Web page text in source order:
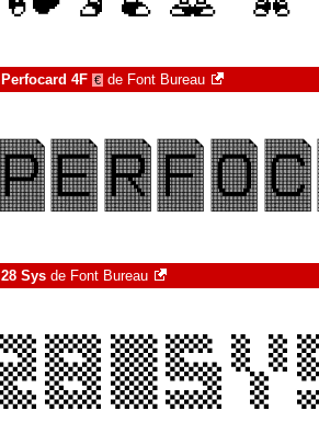
Perfocard 4F € de Font Bureau
28 Sys de Font Bureau